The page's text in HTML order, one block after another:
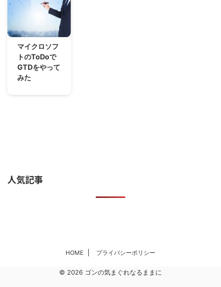
マイクロソフ
トのToDoで
GTDをやって
みた
人気記事
HOME プライバシーポリシー
© 2026 ゴンの気まぐれなるままに